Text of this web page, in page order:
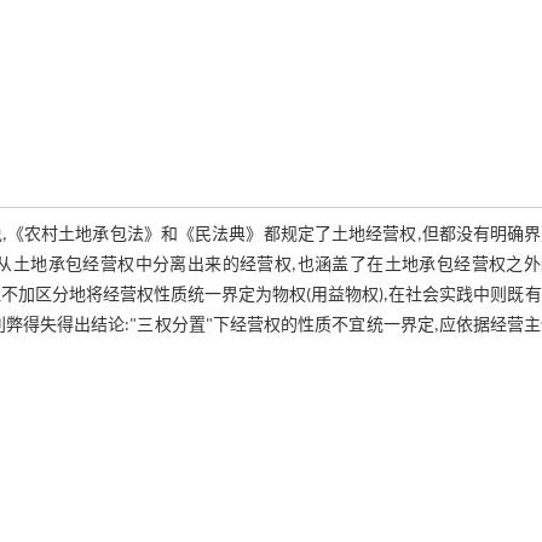
农村土地承包法》和《民法典》都规定了土地经营权,但都没有明确
地承包经营权中分离出来的经营权,也涵盖了在土地承包经营权之
区分地将经营权性质统一界定为物权(用益物权),在社会实践中则既
得失得出结论:"三权分置"下经营权的性质不宜统一界定,应依据经营